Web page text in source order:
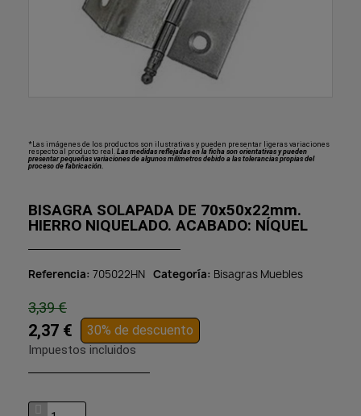
*Las imágenes de los productos son ilustrativas y pueden presentar ligeras variaciones
respecto al producto real. Las medidas reflejadas en la ficha son orientativas y pueden
presentar pequeñas variaciones de algunos milímetros debido a las tolerancias propias del
proceso de fabricación.
BISAGRA SOLAPADA DE 70x50x22mm.
HIERRO NIQUELADO. ACABADO: NÍQUEL
Referencia 705022HN Categoría Bisagras Muebles
3,39 €
2,37 € 30% de descuento
Impuestos incluidos